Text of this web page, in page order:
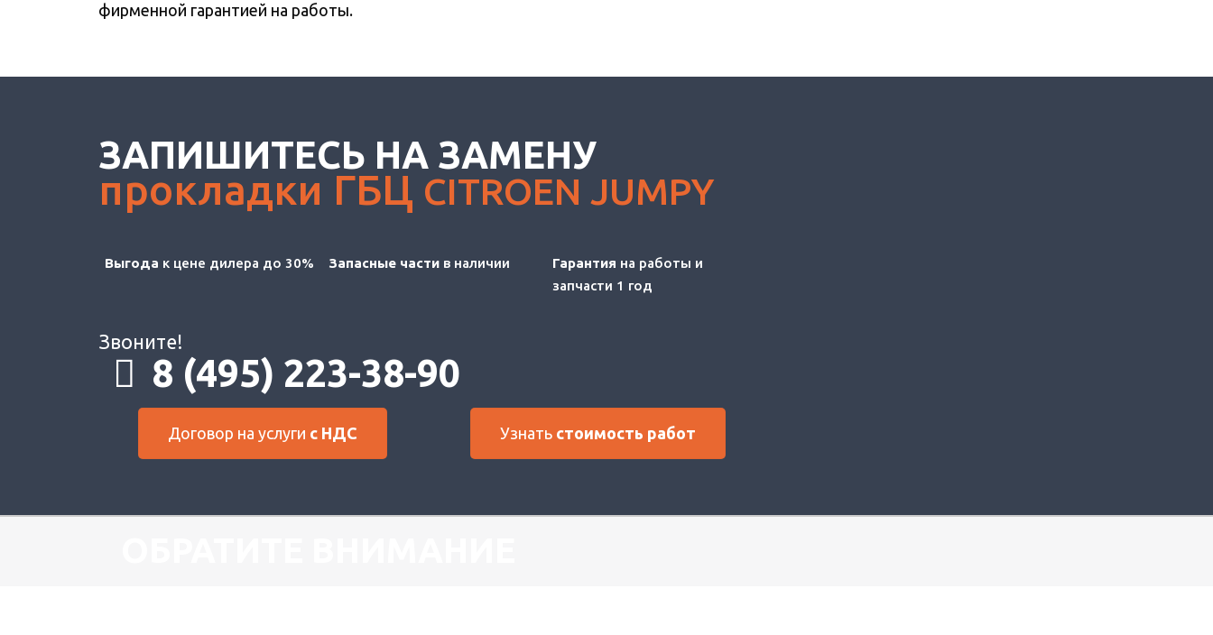
фирменной гарантией на работы.
ЗАПИШИТЕСЬ НА ЗАМЕНУ
прокладки ГБЦ CITROEN JUMPY
Выгода к цене дилера до 30% Запасные частив наличии Гарантия на работы и
запчасти 1 год
Звоните!
8 (495) 223-38-90
Договор на услуги с НДС Узнать стоимость работ